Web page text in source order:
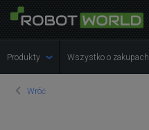
Produkty Wszystko o zakupach
Wróć